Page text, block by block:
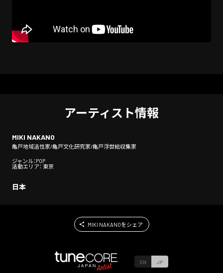
アーティスト情報
MIKI NAKANO
亀戸地域活性家/亀戸文化研究家/亀戸浮世絵収集家
ジャンル：POP
活動エリア： 東京
日本
MIKI NAKANOをシェア
EN JP